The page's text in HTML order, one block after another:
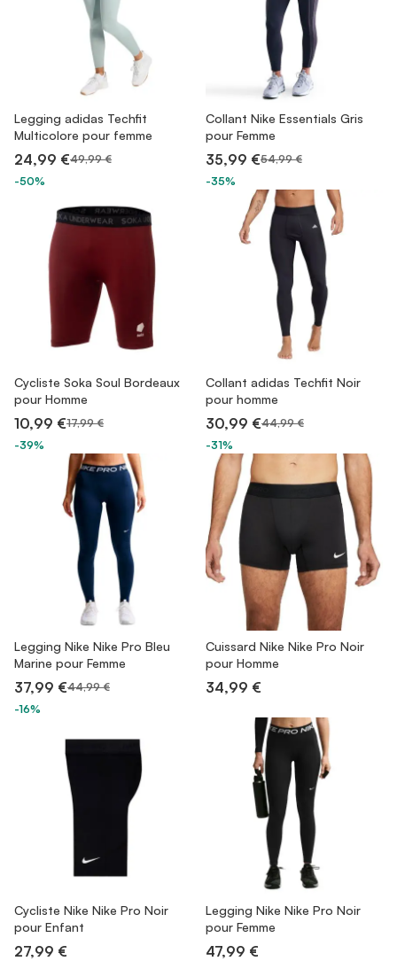
Legging adidas Techfit
Multicolore pour femme
24,99 €49,99 €
-50%
Collant Nike Essentials Gris
pour Femme
35,99 €54,99 €
-35%
Cycliste Soka Soul Bordeaux
pour Homme
10,99 €17,99 €
-39%
Collant adidas Techfit Noir
pour homme
30,99 €44,99 €
-31%
Legging Nike Nike Pro Bleu
Marine pour Femme
37,99 €44,99 €
-16%
Cuissard Nike Nike Pro Noir
pour Homme
34,99 €
Cycliste Nike Nike Pro Noir
pour Enfant
27,99 €
Legging Nike Nike Pro Noir
pour Femme
47,99 €